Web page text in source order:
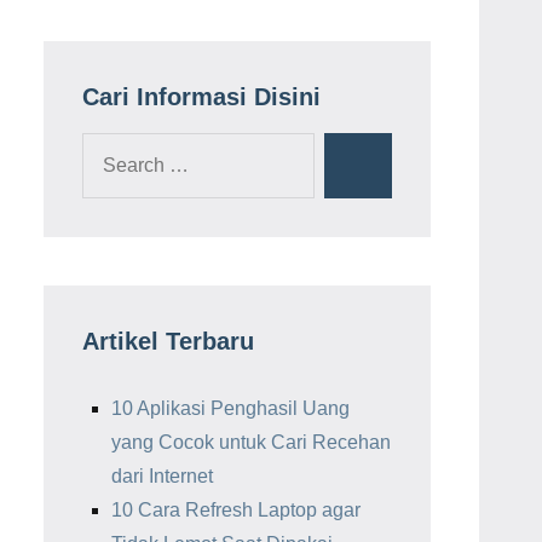
Cari Informasi Disini
Artikel Terbaru
10 Aplikasi Penghasil Uang
yang Cocok untuk Cari Recehan
dari Internet
10 Cara Refresh Laptop agar